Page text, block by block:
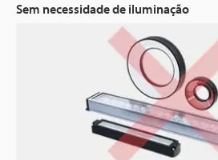
Sem necessidade de iluminação